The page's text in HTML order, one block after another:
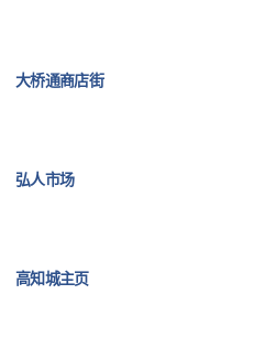
大桥通商店街
弘人市场
高知城主页